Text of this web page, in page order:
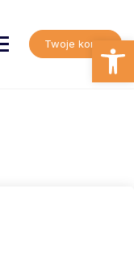
Twoje konto